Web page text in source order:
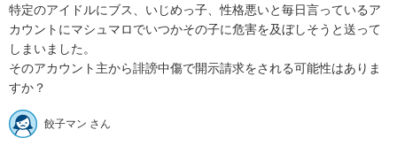
特定のアイドルにブス、いじめっ子、性格悪いと毎日言っているア
カウントにマシュマロでいつかその子に危害を及ぼしそうと送って
しまいました。
そのアカウント主から誹謗中傷で開示請求をされる可能性はありま
すか？
餃子マン さん